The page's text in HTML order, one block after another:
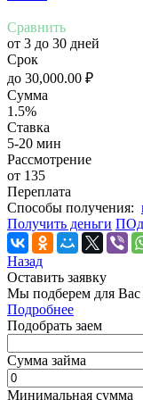
Сравнить
от 3 до 30 дней
Срок
до 30,000.00 ₽
Сумма
1.5%
Ставка
5-20 мин
Рассмотрение
от 135
Переплата
Cпособы получения:
Получить деньги
Назад
Оставить заявку
Мы подберем для
Подробнее
Подобрать заем
Сумма займа
Минимальная сумма